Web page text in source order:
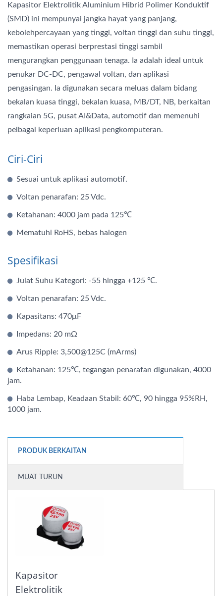
Kapasitor Elektrolitik Aluminium Hibrid Polimer Konduktif
(SMD) ini mempunyai jangka hayat yang panjang,
kebolehpercayaan yang tinggi, voltan tinggi dan suhu tinggi,
memastikan operasi berprestasi tinggi sambil
mengurangkan penggunaan tenaga. Ia adalah ideal untuk
penukar DC-DC, pengawal voltan, dan aplikasi
pengasingan. Ia digunakan secara meluas dalam bidang
bekalan kuasa tinggi, bekalan kuasa, MB/DT, NB, berkaitan
rangkaian 5G, pusat AI&Data, automotif dan memenuhi
pelbagai keperluan aplikasi pengkomputeran.
Ciri-Ciri
Sesuai untuk aplikasi automotif.
Voltan penarafan: 25 Vdc.
Ketahanan: 4000 jam pada 125℃
Mematuhi RoHS, bebas halogen
Spesifikasi
Julat Suhu Kategori: -55 hingga +125 ℃.
Voltan penarafan: 25 Vdc.
Kapasitans: 470μF
Impedans: 20 mΩ
Arus Ripple: 3,500@125C (mArms)
Ketahanan: 125℃, tegangan penarafan digunakan, 4000
jam.
Haba Lembap, Keadaan Stabil: 60℃, 90 hingga 95%RH,
1000 jam.
PRODUK BERKAITAN
MUAT TURUN
Kapasitor
Elektrolitik